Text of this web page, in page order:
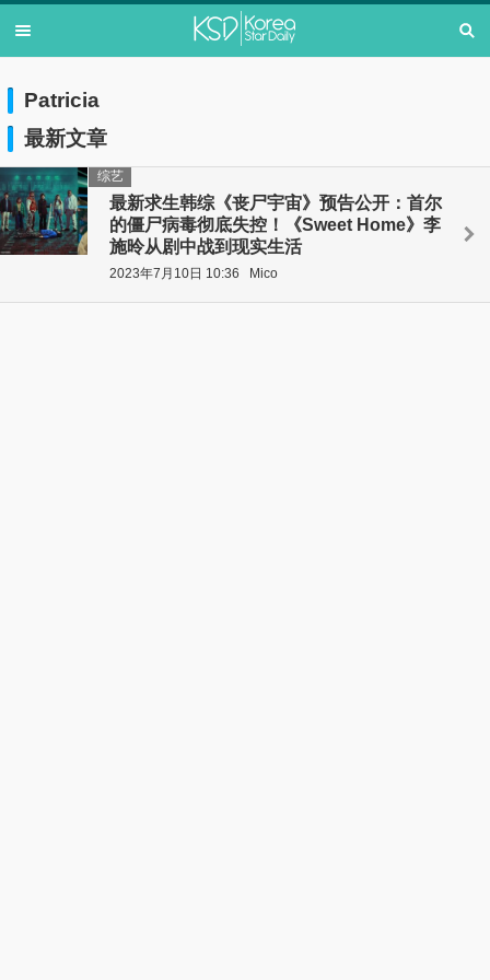
Patricia
最新文章
最新求生韩综《丧尸宇宙》预告公开：首尔
的僵尸病毒彻底失控！《Sweet Home》李
施昤从剧中战到现实生活
综艺
2023年7月10日 10:36 Mico